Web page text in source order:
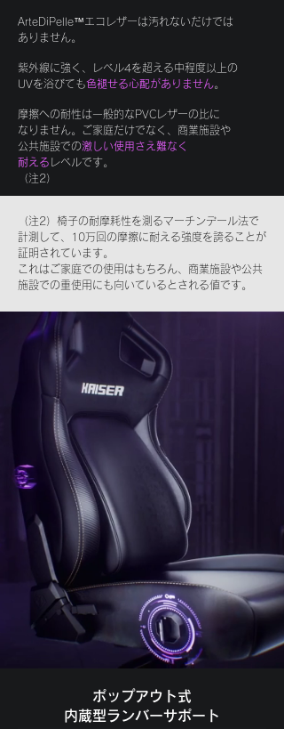
ArteDiPelle™エコレザーは汚れないだけでは
ありません。
紫外線に強く、レベル4を超える中程度以上の
UVを浴びても色褪せる心配がありません。
摩擦への耐性は一般的なPVCレザーの比に
なりません。ご家庭だけでなく、商業施設や
​公共施設での激しい使用さえ 難なく
耐える レベルです。
（注2）
（注2）椅子の耐摩耗性を測るマーチンデール法で
計測して、10万回の摩擦に耐える強度を誇ることが
証明されています。
​これはご家庭での使用はもちろん、商業施設や公共
施設での重使用にも向いているとされる値です。
ポップアウト式
​内蔵型ランバーサポート